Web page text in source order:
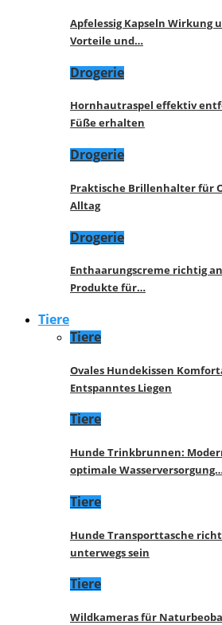
Apfelessig Kapseln Wirkung
Vorteile und…
Drogerie
Hornhautraspel effektiv
Füße erhalten
Drogerie
Praktische Brillenhalter für
Alltag
Drogerie
Enthaarungscreme richtig
Produkte für…
Tiere
Tiere
Ovales Hundekissen
Entspanntes Liegen
Tiere
Hunde Trinkbrunnen:
optimale
Tiere
Hunde Transporttasche
unterwegs sein
Tiere
Wildkameras für